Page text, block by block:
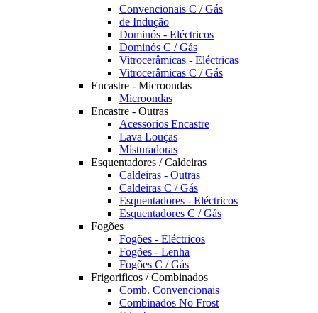
Convencionais C / Gás
de Indução
Dominós - Eléctricos
Dominós C / Gás
Vitrocerâmicas - Eléctricas
Vitrocerâmicas C / Gás
Encastre - Microondas
Microondas
Encastre - Outras
Acessorios Encastre
Lava Louças
Misturadoras
Esquentadores / Caldeiras
Caldeiras - Outras
Caldeiras C / Gás
Esquentadores - Eléctricos
Esquentadores C / Gás
Fogões
Fogões - Eléctricos
Fogões - Lenha
Fogões C / Gás
Frigorificos / Combinados
Comb. Convencionais
Combinados No Frost